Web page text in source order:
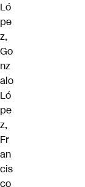
Ló
pe
z,
Go
nz
alo
Ló
pe
z,
Fr
an
cis
co